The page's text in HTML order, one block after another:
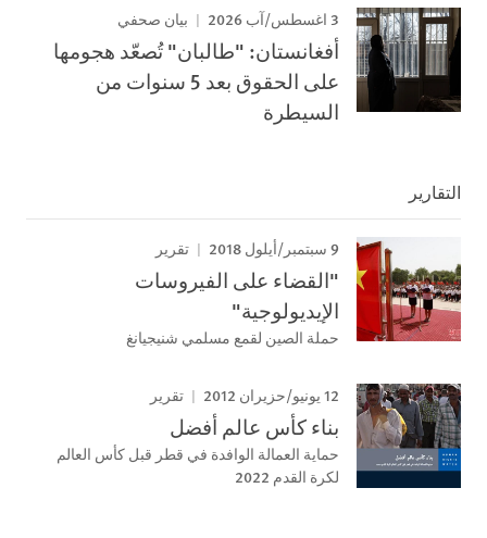
3 اغسطس/آب 2026 بيان صحفي
أفغانستان: "طالبان" تُصعّد هجومها
على الحقوق بعد 5 سنوات من
السيطرة
التقارير
9 سبتمبر/أيلول 2018 تقرير
"القضاء على الفيروسات
الإيديولوجية"
حملة الصين لقمع مسلمي شنيجيانغ
12 يونيو/حزيران 2012 تقرير
بناء كأس عالم أفضل
حماية العمالة الوافدة في قطر قبل كأس العالم
لكرة القدم 2022